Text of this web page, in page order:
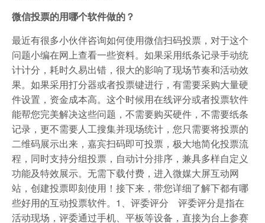
微信投票的用哪个软件做的？
最近有很多小伙伴咨询如何使用微信扫码投票，对于这个
问题小编在网上查看一些资料。如果采用纸条记录手动统
计计分，耗时久易出错，很大的影响了现场节奏和活动效
果。如果采用打分器或者投票键进行，有需要采购大量硬
件设置，资金成本高。这个时候用在线评分或者投票软件
能帮您完美解决这些问题，不需要购买硬件，不需要纸条
记录，更不需要人工搜集并现场统计，您只需要将投票的
二维码展示出来，嘉宾扫码即可投票，极大地简化投票流
程，同时支持分组投票，自动计分排序，兼具多样自定义
功能及特效展示。无需下载付费，进入微媒大屏互动网
站，创建投票即刻使用！接下来，带您详细了解下都有哪
些好用的互动投票软件。1、评委评分 评委评分是指在
活动现场，评委通过手机、平板等设备，直接为台上参赛